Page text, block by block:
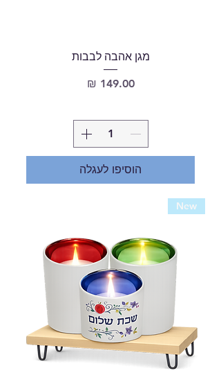
מגן אהבה לבבות
מחיר‏149.00 ‏₪
הוסיפו לעגלה
New